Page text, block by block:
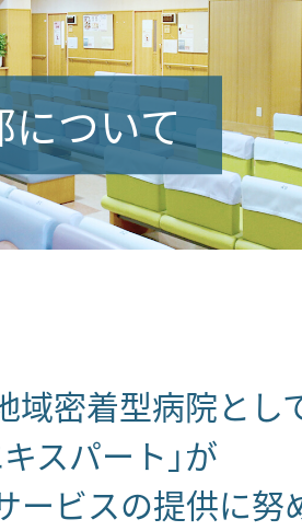
について
密着型病院とし
スパート」が
ビスの提供に努